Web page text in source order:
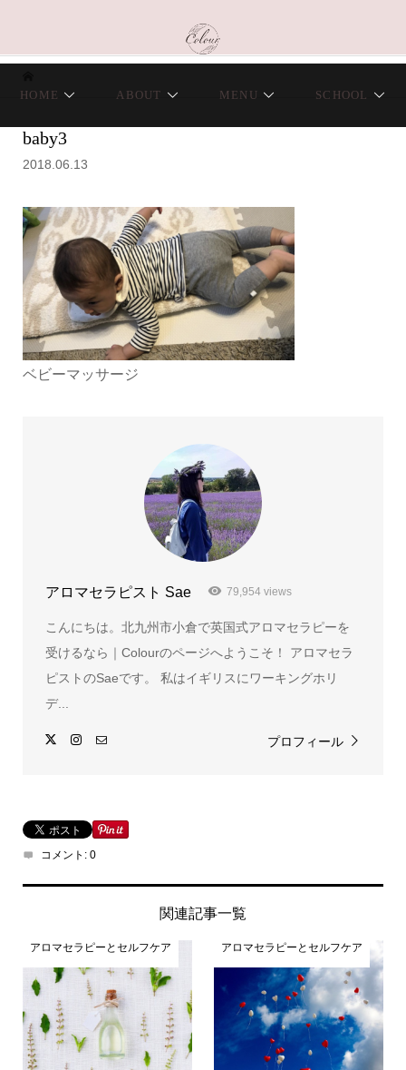
HOME ABOUT MENU SCHOOL
baby3
2018.06.13
ベビーマッサージ
アロマセラピスト Sae 79,954 views
こんにちは。北九州市小倉で英国式アロマセラピーを
受けるなら｜Colourのページへようこそ！ アロマセラ
ピストのSaeです。 私はイギリスにワーキングホリ
デ...
プロフィール
コメント: 0
関連記事一覧
アロマセラピーとセルフケア アロマセラピーとセルフケア